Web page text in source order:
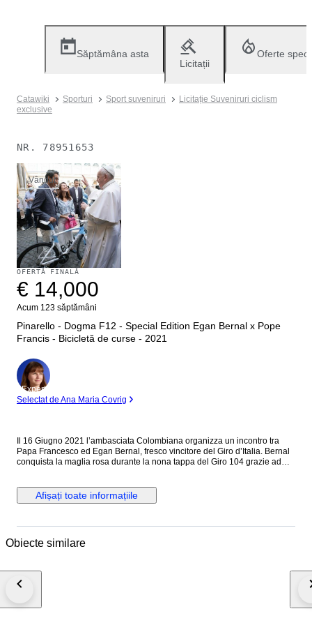
Săptămâna asta
Licitații
Oferte
Catawiki Sporturi Sport suveniruri
Licitație Suveniruri ciclism
exclusive
NR. 78951653
Vândut
OFERTĂ FINALĂ
€ 14,000
Acum 123 săptămâni
Pinarello - Dogma F12 - Special Edition Egan Bernal x Pope
Francis - Bicicletă de curse - 2021
Expert
Selectat de Ana Maria Covrig
Il 16 Giugno 2021 l’ambasciata Colombiana organizza un incontro tra
Papa Francesco ed Egan Bernal, fresco vincitore del Giro d’Italia. Bernal
conquista la maglia rosa durante la nona tappa del Giro 104 grazie ad
di regalare a Papa Francesco la Maglia Rosa appena vinta ed una
bicicletta Pinarello Dogma F12 custom, come gesto simbolico di
del Papa rappresenta uno dei simboli più importanti per lui. Si tratta
per la particolarità di design. Taglia 53 Cambio Shimano Ultregra
Afișați toate informațiile
Obiecte similare